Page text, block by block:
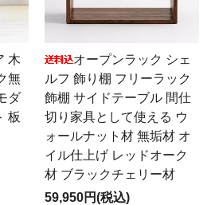
木
無
ダ
板
オープンラック シェ
ルフ 飾り棚 フリーラック
飾棚 サイドテーブル 間仕
切り家具として使える ウ
ォールナット材 無垢材 オ
イル仕上げ レッドオーク
材 ブラックチェリー材
59,950円(税込)